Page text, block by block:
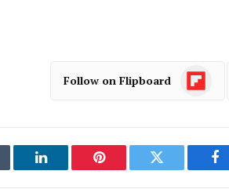
Follow on Flipboard
فيسبوك
تويتر بينتيريستلينكدإن